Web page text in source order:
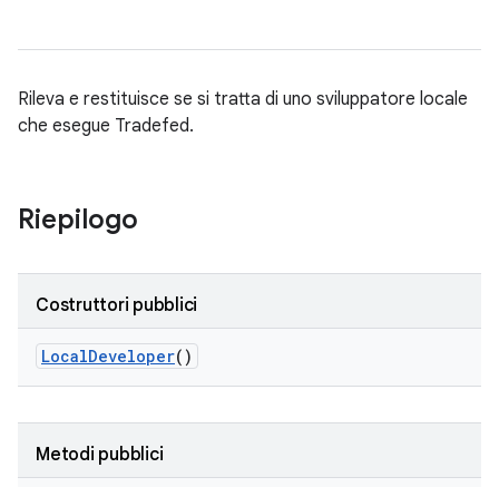
Rileva e restituisce se si tratta di uno sviluppatore locale
che esegue Tradefed.
Riepilogo
Costruttori pubblici
LocalDeveloper()
Metodi pubblici